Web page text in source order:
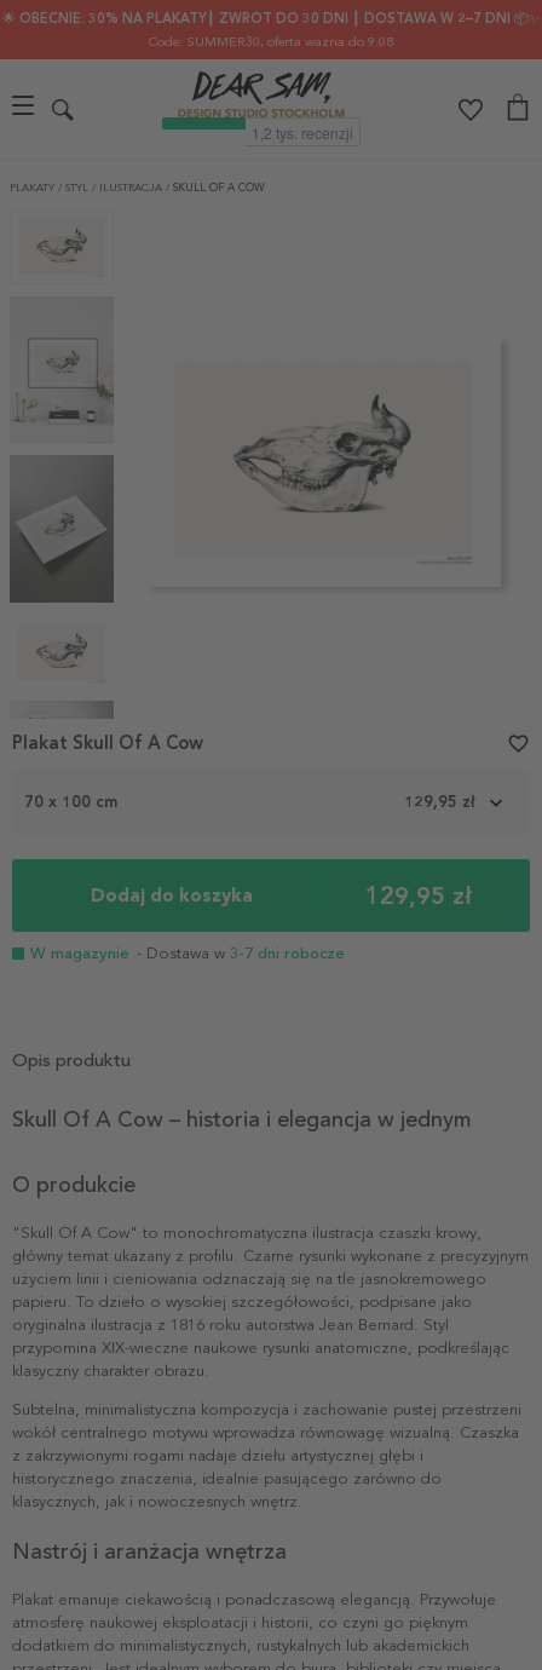
🌟 OBECNIE: 30% NA PLAKATY┃ ZWROT DO 30 DNI ┃ DOSTAWA W 2–7 DNI 📦✨
Code: SUMMER30, oferta ważna do 9.08
PLAKATY / STYL / ILUSTRACJA / SKULL OF A COW
Item
5
70 x 100 cm 129,95 zł
Dodaj do koszyka 129,95 zł
W magazynie - Dostawa w 3-7 dni robocze
Plakat Skull Of A Cow favorite_border
Opis produktu
Skull Of A Cow – historia i elegancja w jednym
O produkcie
"Skull Of A Cow" to monochromatyczna ilustracja czaszki krowy,
główny temat ukazany z profilu. Czarne rysunki wykonane z precyzyjnym
użyciem linii i cieniowania odznaczają się na tle jasnokremowego
papieru. To dzieło o wysokiej szczegółowości, podpisane jako
oryginalna ilustracja z 1816 roku autorstwa Jean Bernard. Styl
przypomina XIX-wieczne naukowe rysunki anatomiczne, podkreślając
klasyczny charakter obrazu.
Subtelna, minimalistyczna kompozycja i zachowanie pustej przestrzeni
wokół centralnego motywu wprowadza równowagę wizualną. Czaszka
z zakrzywionymi rogami nadaje dziełu artystycznej głębi i
historycznego znaczenia, idealnie pasującego zarówno do
klasycznych, jak i nowoczesnych wnętrz.
Nastrój i aranżacja wnętrza
Plakat emanuje ciekawością i ponadczasową elegancją. Przywołuje
atmosferę naukowej eksploatacji i historii, co czyni go pięknym
dodatkiem do minimalistycznych, rustykalnych lub akademickich